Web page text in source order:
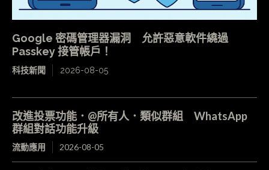
Google 密碼管理器漏洞 允許惡意軟件繞過
Passkey 接管帳戶！
科技新聞 2026-08-05
改進投票功能．@所有人．類似群組 WhatsApp
群組對話功能升級
流動應用 2026-08-05